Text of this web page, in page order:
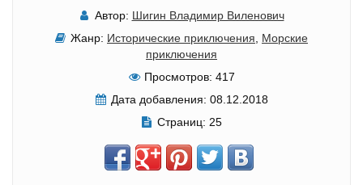
Автор: Шигин Владимир Виленович
Жанр: Исторические приключения, Морские
приключения
Просмотров: 417
Дата добавления: 08.12.2018
Страниц: 25